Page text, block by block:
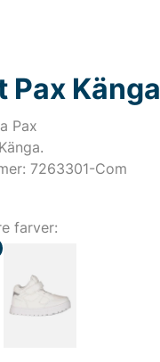
Pax Känga
Pax
7263301-Com
farver: